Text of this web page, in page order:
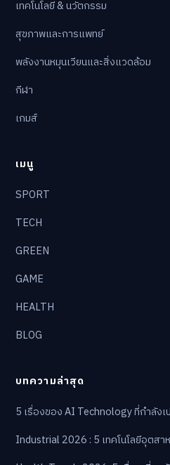
เทคโนโลยี & นวัตกรรม
สุขภาพและการแพทย์
พลังงานหมุนเวียนและสิ่งแวดล้อม
กีฬา
เกมส์
เมนู
SPORT
TECH
GREEN
GAME
HEALTH
BLOG
บทความล่าสุด
5 เรื่องของ AI Technology ที่กำลังเ
Industrial 2026 : 5 เทคโนโลยีอุตส